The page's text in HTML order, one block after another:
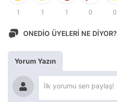
1 1 1 0 0
ONEDİO ÜYELERİ NE DİYOR?
Yorum Yazın